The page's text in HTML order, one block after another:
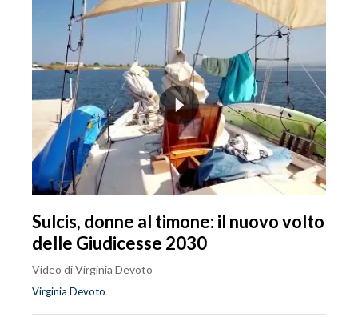
Sulcis, donne al timone: il nuovo volto
delle Giudicesse 2030
Video di Virginia Devoto
Virginia Devoto